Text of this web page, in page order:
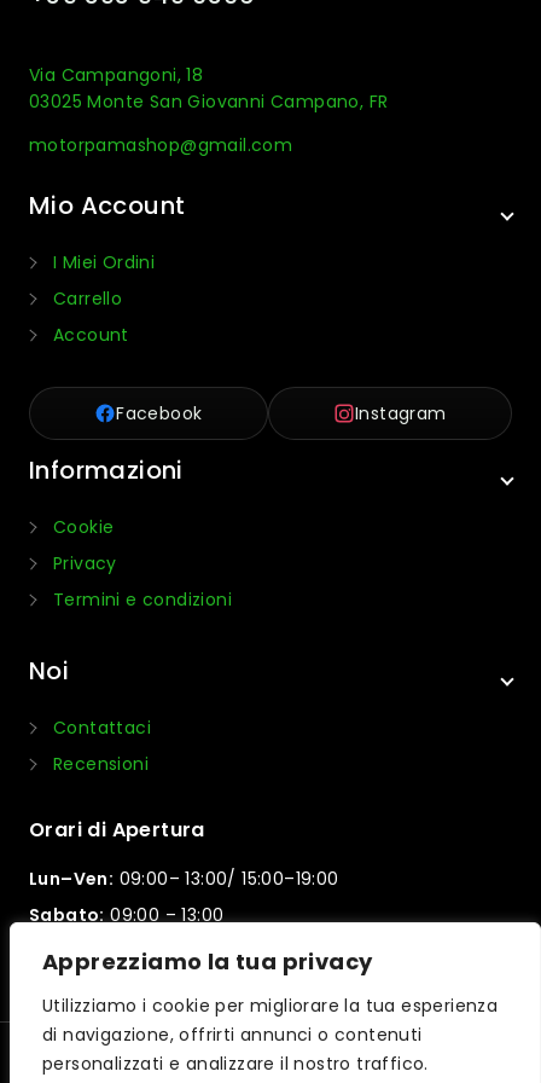
Apprezziamo la tua privacy
Utilizziamo i cookie per migliorare la tua esperienza
di navigazione, offrirti annunci o contenuti
personalizzati e analizzare il nostro traffico.
Via Campangoni, 18
03025 Monte San Giovanni Campano, FR
motorpamashop@gmail.com
Mio Account
I Miei Ordini
Carrello
Account
Facebook Instagram
Informazioni
Cookie
Privacy
Termini e condizioni
Noi
Contattaci
Recensioni
Orari di Apertura
Lun–Ven: 09:00– 13:00/ 15:00–19:00
Sabato:09:00 – 13:00
Domenica:Chiuso
© 2026 Motorpama | Powered byiltuocreasito